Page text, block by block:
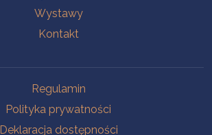
Wystawy
Kontakt
Regulamin
Polityka prywatności
Deklaracja dostępności